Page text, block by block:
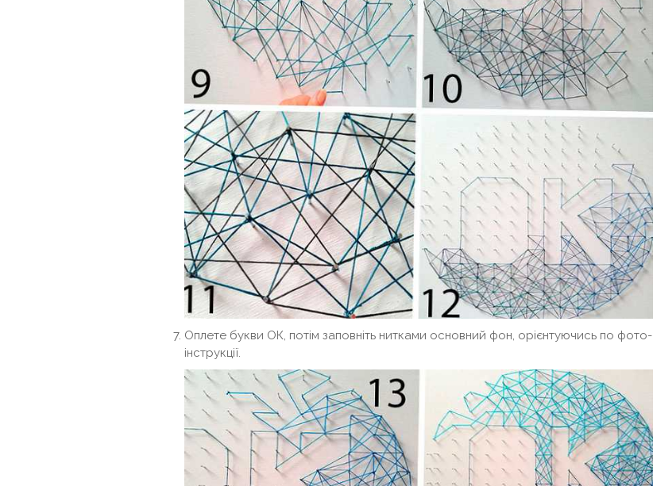
Оплете букви ОК, потім заповніть нитками основний фон, орієнтуючись по фото-
інструкції.